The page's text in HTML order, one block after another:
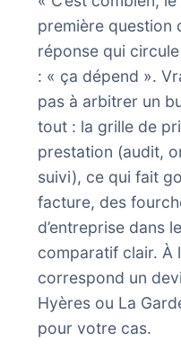
première question
réponse qui
: « ça dépend ».
pas à arbitrer un
tout : la grille de
prestation (audit,
suivi), ce qui fait
facture, des
d’entreprise dans
comparatif clair. À
correspond un
Hyères ou La
pour votre cas.